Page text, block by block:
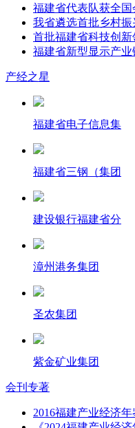
福建省代表队获全
我省遴选首批乡村
首批福建省科技创
福建省新型显示产
产经之星
福建省电子信息集
福建省三钢（集团
建设银行福建省分
漳州港务集团
圣农集团
紫金矿业集团
会刊专著
2016福建产业经济年